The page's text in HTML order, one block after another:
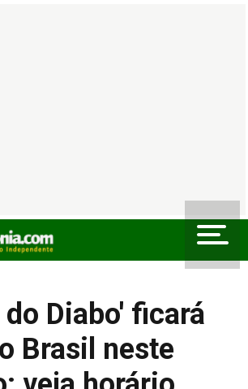
Diabo' ficará
Brasil neste